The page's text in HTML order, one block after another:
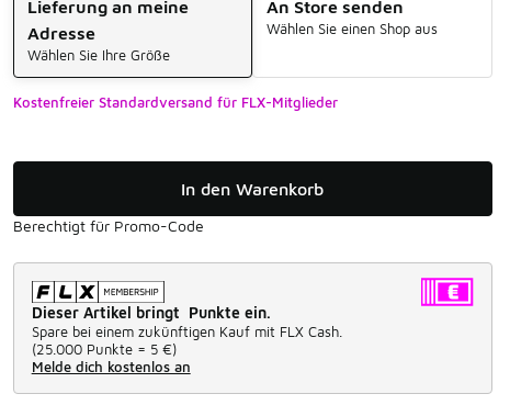
Lieferung an meine
Adresse
Wählen Sie Ihre Größe
An Store senden
Wählen Sie einen Shop aus
Kostenfreier Standardversand für FLX-Mitglieder
In den Warenkorb
Berechtigt für Promo-Code
Dieser Artikel bringt Punkte ein.
Spare bei einem zukünftigen Kauf mit FLX Cash.
(25.000 Punkte = 5 €)
Melde dich kostenlos an